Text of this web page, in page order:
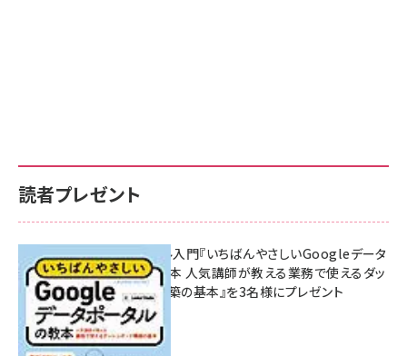
読者プレゼント
無料BIツール入門『いちばんやさしいGoogleデータ
ポータルの教本 人気講師が教える業務で使えるダッ
シュボード構築の基本』を3名様にプレゼント
7月31日 10:00